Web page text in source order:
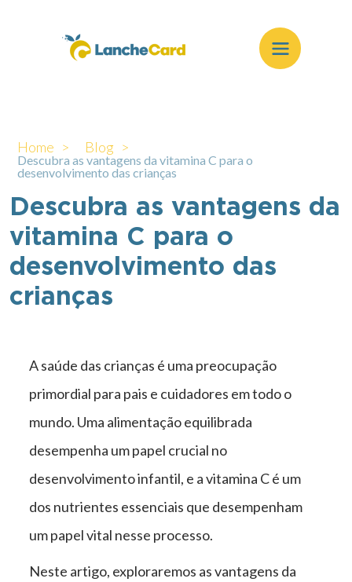
Home > Blog >
Descubra as vantagens da vitamina C para o
desenvolvimento das crianças
Descubra as vantagens da
vitamina C para o
desenvolvimento das
crianças
A saúde das crianças é uma preocupação
primordial para pais e cuidadores em todo o
mundo. Uma alimentação equilibrada
desempenha um papel crucial no
desenvolvimento infantil, e a vitamina C é um
dos nutrientes essenciais que desempenham
um papel vital nesse processo.
Neste artigo, exploraremos as vantagens da